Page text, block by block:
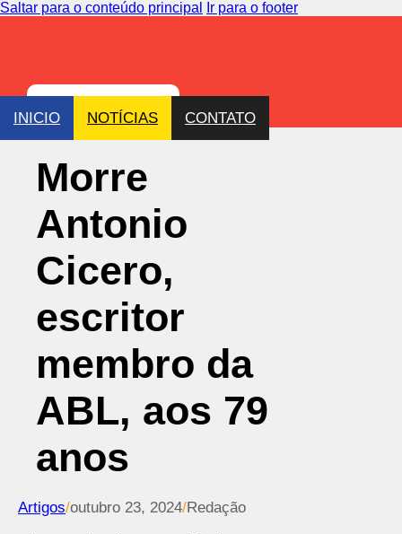
Saltar para o conteúdo principal Ir para o footer
INICIO NOTÍCIAS CONTATO
Morre
Antonio
Cicero,
escritor
membro da
ABL, aos 79
anos
Artigos/outubro 23, 2024/Redação